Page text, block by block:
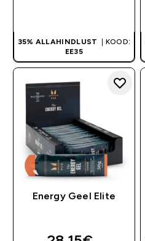
35% ALLAHINDLUST
| KOOD:
EE35
Energy Geel Elite